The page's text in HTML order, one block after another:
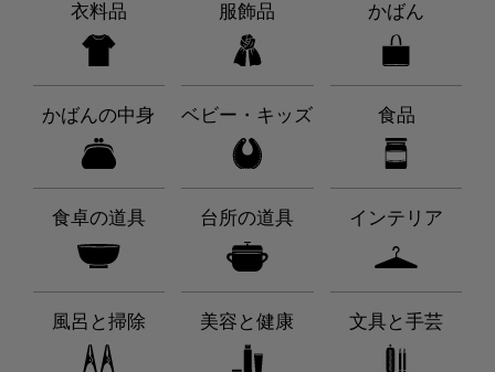
衣料品 服飾品 かばん
かばんの中身 ベビー・キッズ 食品
食卓の道具 台所の道具 インテリア
風呂と掃除 美容と健康 文具と手芸